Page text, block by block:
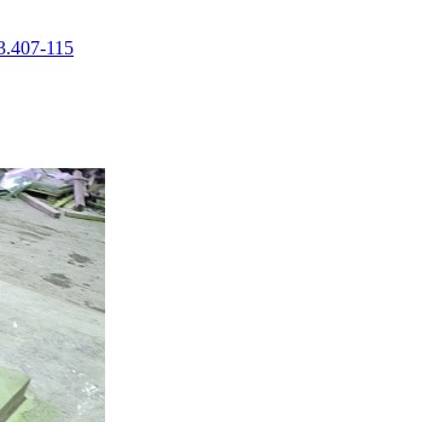
115